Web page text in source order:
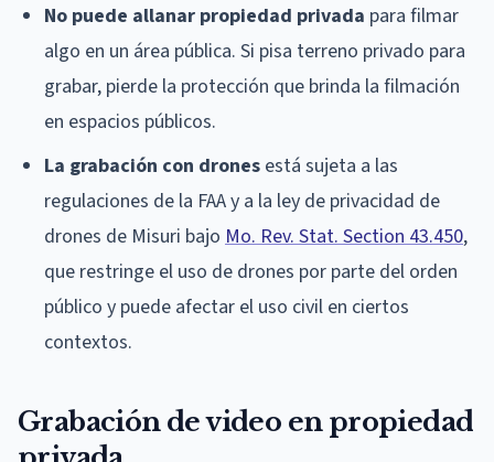
No puede allanar propiedad privada para filmar
algo en un área pública. Si pisa terreno privado para
grabar, pierde la protección que brinda la filmación
en espacios públicos.
La grabación con drones está sujeta a las
regulaciones de la FAA y a la ley de privacidad de
drones de Misuri bajo Mo. Rev. Stat. Section 43.450,
que restringe el uso de drones por parte del orden
público y puede afectar el uso civil en ciertos
contextos.
Grabación de video en propiedad